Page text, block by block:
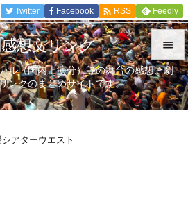


メニュ

Twitter Facebook  RSS Feedly
想文リンク
ル（国内上演分）等の舞台の感想、劇
ンクのまとめサイトです。
アターウエスト